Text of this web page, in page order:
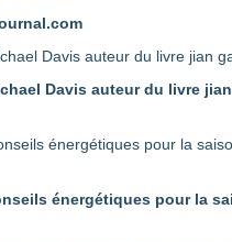
Davis auteur du livre
énergétiques pour la